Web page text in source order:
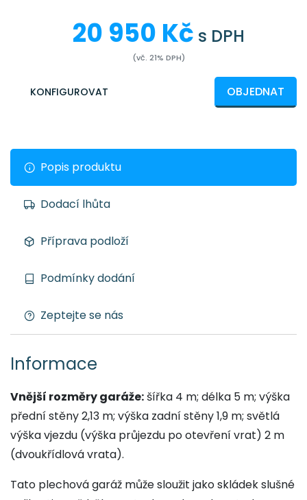
20 950 Kč s DPH
(vč. 21% DPH)
KONFIGUROVAT OBJEDNAT
Popis produktu
Dodací lhůta
Příprava podloží
Podmínky dodání
Zeptejte se nás
Informace
Vnější rozměry garáže:šířka 4 m; délka 5 m; výška
přední stěny 2,13 m; výška zadní stěny 1,9 m; světlá
výška vjezdu (výška průjezdu po otevření vrat) 2 m
(dvoukřídlová vrata).
Tato plechová garáž může sloužit jako skládek slušné